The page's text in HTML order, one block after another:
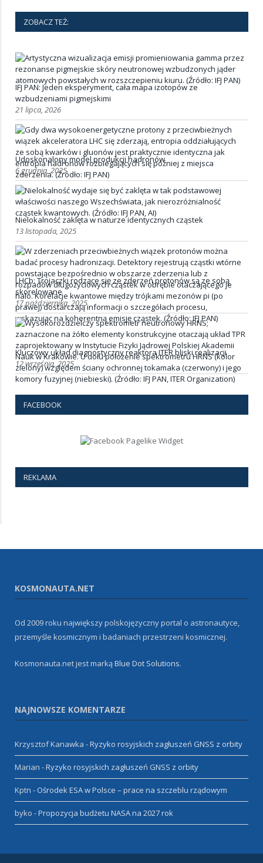
ZOBACZ TEŻ:
IFJ PAN: Jeden eksperyment, cała mapa izotopów ze
wzbudzeniami pigmejskimi
21 lipca, 2026
Udoskonalony model produkcji hadronów
6 grudnia, 2025
Nielokalność zaklęta w naturze identycznych cząstek
13 listopada, 2025
LHCb: Trojaczki rodzące się ze zderzeń protonów są ze sobą
skorelowane
17 października, 2025
Kluczowy układ diagnostyczny reaktora ITER bliski realizacji
12 września, 2025
FACEBOOK
REKLAMA
KOSMONAUTA.NET
Od 2009 roku największy polskojęzyczny portal o astronautyce,
przemyśle kosmicznym i badaniach przestrzeni kosmicznej.
Kosmonauta.net jest markąBlue Dot Solutions.
NAJNOWSZE KOMENTARZE
Krzysztof Kanawka -Ryzyko rosyjskich zagłuszeń GNSS z orbity
Marian -Ryzyko rosyjskich zagłuszeń GNSS z orbity
Kptn - Ośrodek ESA w Polsce – prace na szczeblu rządowym
byko -Propozycja budżetu NASA na 2027 rok